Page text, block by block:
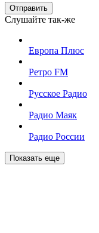
Отправить
Слушайте так-же
Европа Плюс
Ретро FM
Русское Радио
Радио Маяк
Радио России
Показать еще